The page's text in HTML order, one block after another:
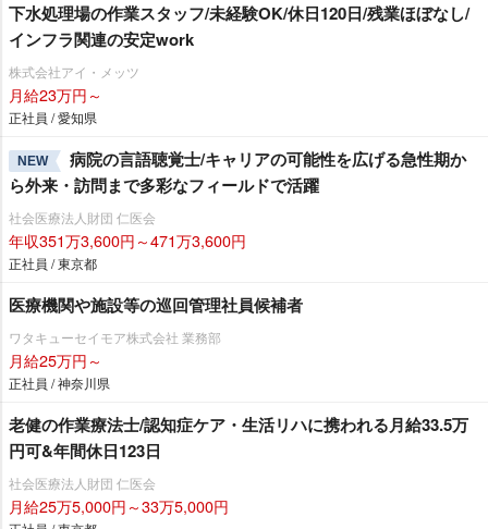
下水処理場の作業スタッフ/未経験OK/休日120日/残業ほぼなし/
インフラ関連の安定work
株式会社アイ・メッツ
月給23万円～
正社員 / 愛知県
NEW
病院の言語聴覚士/キャリアの可能性を広げる急性期か
ら外来・訪問まで多彩なフィールドで活躍
社会医療法人財団 仁医会
年収351万3,600円～471万3,600円
正社員 / 東京都
医療機関や施設等の巡回管理社員候補者
ワタキューセイモア株式会社 業務部
月給25万円～
正社員 / 神奈川県
老健の作業療法士/認知症ケア・生活リハに携われる月給33.5万
円可&年間休日123日
社会医療法人財団 仁医会
月給25万5,000円～33万5,000円